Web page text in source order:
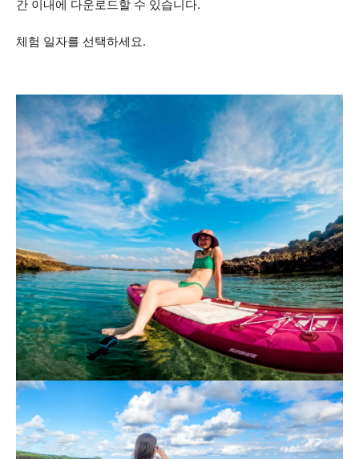
간 이내에 다운로드할 수 있습니다.
체험 일자를 선택하세요.